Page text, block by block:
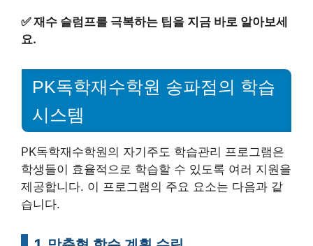
✅재수 슬럼프를 극복하는 팁을 지금 바로 알아보세
요.
PK독학재수학원 송파점의 학습
시스템
PK독학재수학원의 자기주도 학습관리 프로그램은
학생들이 효율적으로 학습할 수 있도록 여러 지원을
제공합니다. 이 프로그램의 주요 요소는 다음과 같
습니다.